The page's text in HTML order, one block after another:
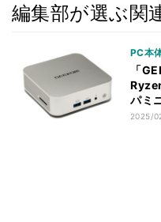
編集部が選ぶ関
PC本
「
パミ
2025/